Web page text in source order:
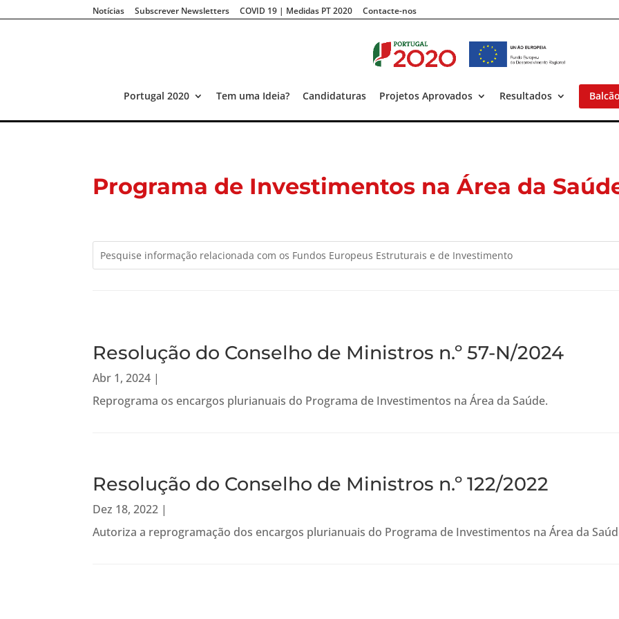
Notícias Subscrever Newsletters COVID 19 | Medidas PT 2020 Contacte-nos
Portugal 2020 Tem uma Ideia? Candidaturas Projetos Aprovados Resultados
Programa de Investimentos na Área da
Resolução do Conselho de Ministros n.º 57-N/2024
Abr 1, 2024 |
Reprograma os encargos plurianuais do Programa de Investimentos na Área da Saúde.
Resolução do Conselho de Ministros n.º 122/2022
Dez 18, 2022 |
Autoriza a reprogramação dos encargos plurianuais do Programa de Investimentos na Área da